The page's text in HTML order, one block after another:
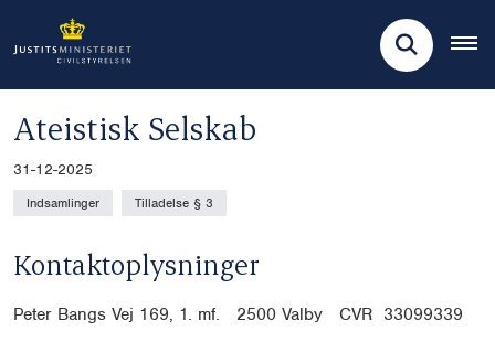
Ateistisk Selskab
31-12-2025
Indsamlinger Tilladelse § 3
Kontaktoplysninger
Peter Bangs Vej 169, 1. mf. 2500 Valby CVR 33099339